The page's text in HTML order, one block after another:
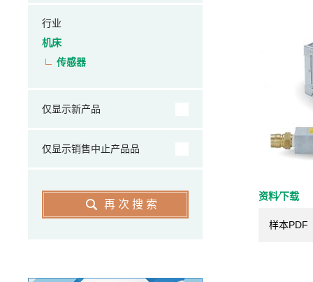
资料⁄下载
样本PDF
行业
机床
传感器
仅显示新产品
仅显示销售中止产品品
再次搜索